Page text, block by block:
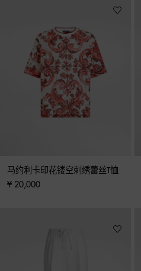
马约利卡印花镂空刺绣蕾丝T恤
¥ 20,000